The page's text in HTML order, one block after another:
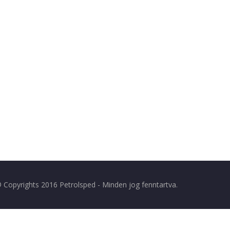
Copyrights 2016 Petrolsped - Minden jog fenntartva.